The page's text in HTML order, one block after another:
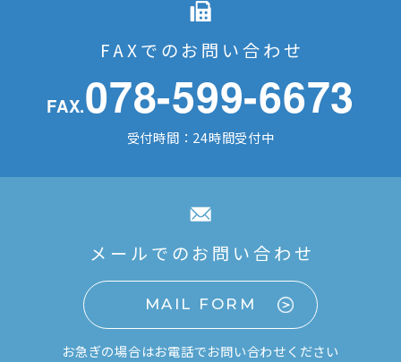
FAXでのお問い合わせ
FAX.078-599-6673
受付時間：24時間受付中
メールでのお問い合わせ
MAIL FORM
お急ぎの場合はお電話でお問い合わせください